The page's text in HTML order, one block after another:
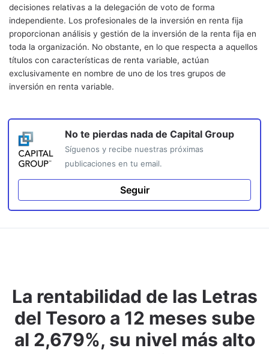
decisiones relativas a la delegación de voto de forma
independiente. Los profesionales de la inversión en renta fija
proporcionan análisis y gestión de la inversión de la renta fija en
toda la organización. No obstante, en lo que respecta a aquellos
títulos con características de renta variable, actúan
exclusivamente en nombre de uno de los tres grupos de
inversión en renta variable.
No te pierdas nada de Capital Group
Síguenos y recibe nuestras próximas
publicaciones en tu email.
Seguir
La rentabilidad de las Letras
del Tesoro a 12 meses sube
al 2,679%, su nivel más alto